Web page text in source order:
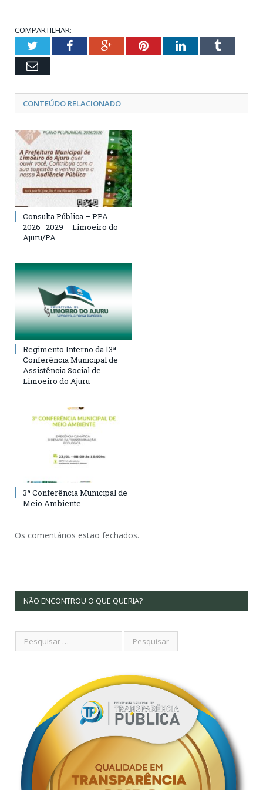
COMPARTILHAR:
TwitterFacebookGoogle+PinterestLinkedInTumblr
Email
CONTEÚDO RELACIONADO
Consulta Pública – PPA
2026–2029 – Limoeiro do
Ajuru/PA
Regimento Interno da 13ª
Conferência Municipal de
Assistência Social de
Limoeiro do Ajuru
3ª Conferência Municipal de
Meio Ambiente
Os comentários estão fechados.
NÃO ENCONTROU O QUE QUERIA?